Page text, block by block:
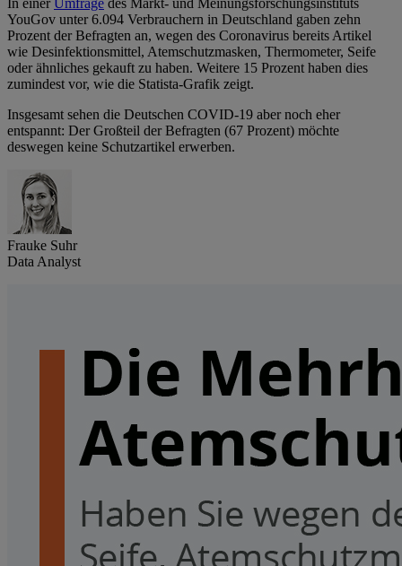
In einer Umfrage des Markt- und Meinungsforschungsinstituts
YouGov unter 6.094 Verbrauchern in Deutschland gaben zehn
Prozent der Befragten an, wegen des Coronavirus bereits Artikel
wie Desinfektionsmittel, Atemschutzmasken, Thermometer, Seife
oder ähnliches gekauft zu haben. Weitere 15 Prozent haben dies
zumindest vor, wie die Statista-Grafik zeigt.
Insgesamt sehen die Deutschen COVID-19 aber noch eher
entspannt: Der Großteil der Befragten (67 Prozent) möchte
deswegen keine Schutzartikel erwerben.
Frauke Suhr
Data Analyst